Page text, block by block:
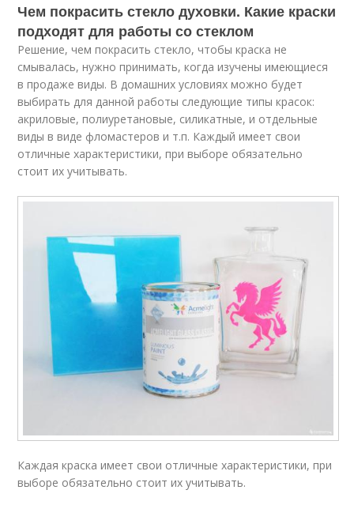
Чем покрасить стекло духовки. Какие краски
подходят для работы со стеклом
Решение, чем покрасить стекло, чтобы краска не
смывалась, нужно принимать, когда изучены имеющиеся
в продаже виды. В домашних условиях можно будет
выбирать для данной работы следующие типы красок:
акриловые, полиуретановые, силикатные, и отдельные
виды в виде фломастеров и т.п. Каждый имеет свои
отличные характеристики, при выборе обязательно
стоит их учитывать.
Каждая краска имеет свои отличные характеристики, при
выборе обязательно стоит их учитывать.